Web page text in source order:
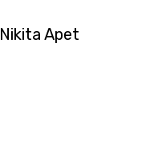
Apet